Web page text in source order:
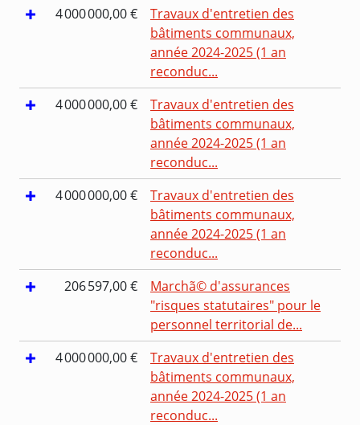
4 000 000,00 €
Travaux d'entretien des
bâtiments communaux,
année 2024-2025 (1 an
reconduc...
4 000 000,00 €
Travaux d'entretien des
bâtiments communaux,
année 2024-2025 (1 an
reconduc...
4 000 000,00 €
Travaux d'entretien des
bâtiments communaux,
année 2024-2025 (1 an
reconduc...
206 597,00 €
Marchã© d'assurances
"risques statutaires" pour le
personnel territorial de...
4 000 000,00 €
Travaux d'entretien des
bâtiments communaux,
année 2024-2025 (1 an
reconduc...